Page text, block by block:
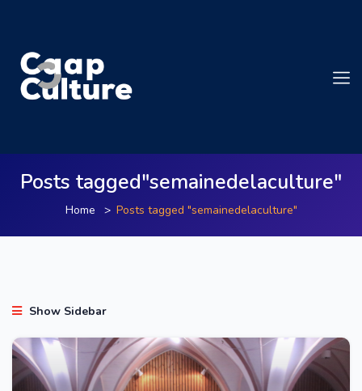
Posts tagged"semainedelaculture"
Home Posts tagged "semainedelaculture"
Show Sidebar